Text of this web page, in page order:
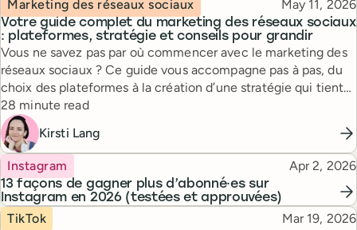
Votre guide complet du marketing des réseaux sociaux
: plateformes, stratégie et conseils pour grandir
Marketing des réseaux sociaux Published
May 11, 2026
Vous ne savez pas par où commencer avec le marketing des
réseaux sociaux ? Ce guide vous accompagne pas à pas, du
choix des plateformes à la création d’une stratégie qui tient
la route.
Reading time
28 minute read
Kirsti Lang
13 façons de gagner plus d’abonné·es sur
Instagram en 2026 (testées et approuvées)
Topic
Instagram Published
Apr 2, 2026
Topic
TikTok Published
Mar 19, 2026